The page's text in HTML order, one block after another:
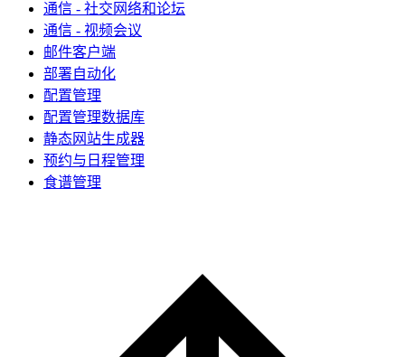
通信 - 社交网络和论坛
通信 - 视频会议
邮件客户端
部署自动化
配置管理
配置管理数据库
静态网站生成器
预约与日程管理
食谱管理